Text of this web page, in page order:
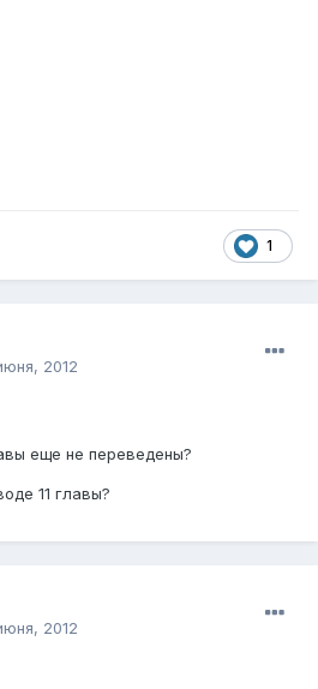
1
2012
еще не переведены?
11 главы?
2012